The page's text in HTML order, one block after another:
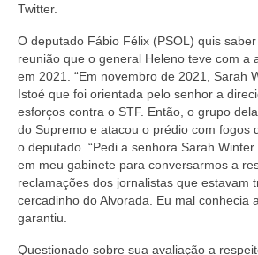
Twitter.
O deputado Fábio Félix (PSOL) quis
reunião que o general Heleno teve com a
em 2021. “Em novembro de 2021, Sarah
Istoé que foi orientada pelo senhor a
esforços contra o STF. Então, o grupo
do Supremo e atacou o prédio com fogos
o deputado. “Pedi a senhora Sarah
em meu gabinete para conversarmos a
reclamações dos jornalistas que estavam
cercadinho do Alvorada. Eu mal conhecia
garantiu.
Questionado sobre sua avaliação a